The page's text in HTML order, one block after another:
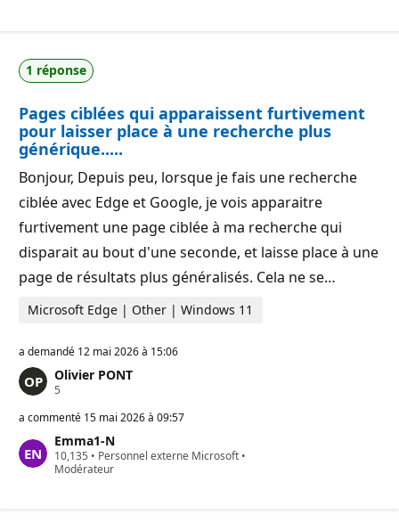
u
t
a
i
o
n
e
r
p
u
t
a
i
n
1 réponse
Pages ciblées qui apparaissent furtivement
pour laisser place à une recherche plus
générique.....
Bonjour, Depuis peu, lorsque je fais une recherche
ciblée avec Edge et Google, je vois apparaitre
furtivement une page ciblée à ma recherche qui
disparait au bout d'une seconde, et laisse place à une
page de résultats plus généralisés. Cela ne se…
Microsoft Edge | Other | Windows 11
a demandé 12 mai 2026 à 15:06
Olivier PONT
5
i
t
s
d
a commenté 15 mai 2026 à 09:57
Emma1-N
10,135 P
o
• Personnel externe Microsoft •
Modérateur